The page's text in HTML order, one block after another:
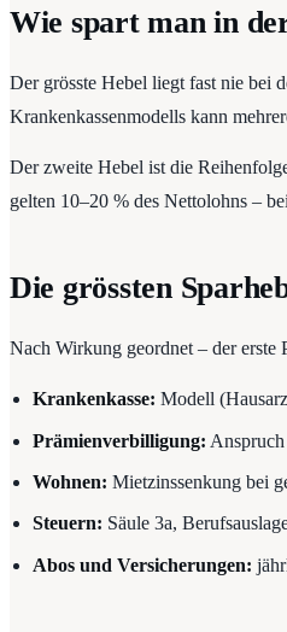
Wie spart man in
Der grösste Hebel liegt fast nie bei
Krankenkassenmodells kann
Der zweite Hebel ist die
gelten 10–20 % des Nettolohns –
Die grössten
Nach Wirkung geordnet – der erste
Krankenkasse: Modell
Prämienverbilligung:
Wohnen: Mietzinssenkung bei
Steuern: Säule 3a,
Abos und Versicherungen: